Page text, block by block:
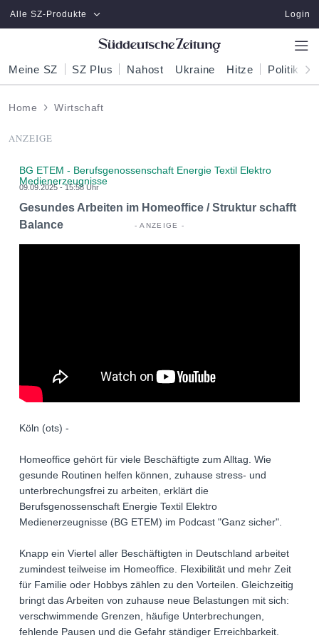
Zum Hauptinhalt springen
Alle SZ-Produkte Login
Meine SZ SZ Plus Nahost Ukraine Hitze Politik
Home Wirtschaft
ANZEIGE
BG ETEM - Berufsgenossenschaft Energie Textil Elektro
Medienerzeugnisse
09.09.2025 - 15:58 Uhr
Gesundes Arbeiten im Homeoffice / Struktur schafft
Balance
Köln (ots) -
Homeoffice gehört für viele Beschäftigte zum Alltag. Wie
gesunde Routinen helfen können, zuhause stress- und
unterbrechungsfrei zu arbeiten, erklärt die
Berufsgenossenschaft Energie Textil Elektro
Medienerzeugnisse (BG ETEM) im Podcast "Ganz sicher".
Knapp ein Viertel aller Beschäftigten in Deutschland arbeitet
zumindest teilweise im Homeoffice. Flexibilität und mehr Zeit
für Familie oder Hobbys zählen zu den Vorteilen. Gleichzeitig
bringt das Arbeiten von zuhause neue Belastungen mit sich:
verschwimmende Grenzen, häufige Unterbrechungen,
fehlende Pausen und die Gefahr ständiger Erreichbarkeit.